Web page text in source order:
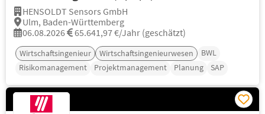
HENSOLDT Sensors GmbH
Ulm, Baden-Württemberg
06.08.2026
65.641,97 €/Jahr (geschätzt)
Wirtschaftsingenieur Wirtschaftsingenieurwesen
BWL
Risikomanagement
Projektmanagement Planung SAP